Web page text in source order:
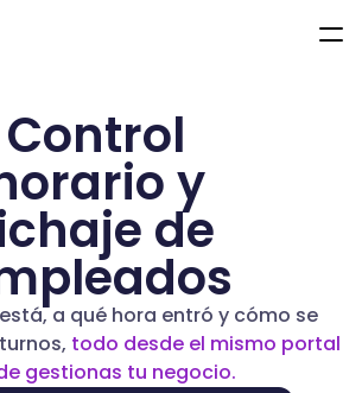
Control
y
de
a qué hora entró y cómo se
todo desde el mismo portal
gestionas tu negocio.